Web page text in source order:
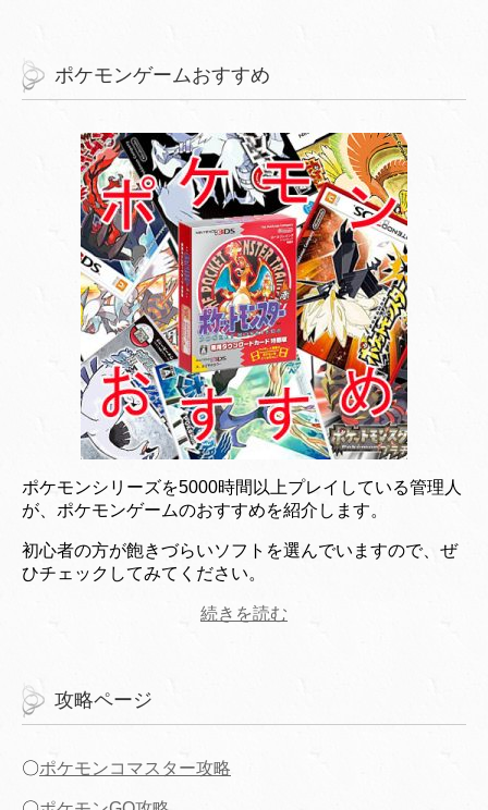
ポケモンゲームおすすめ
ポケモンシリーズを5000時間以上プレイしている管理人
が、ポケモンゲームのおすすめを紹介します。
初心者の方が飽きづらいソフトを選んでいますので、ぜ
ひチェックしてみてください。
続きを読む
攻略ページ
〇ポケモンコマスター攻略